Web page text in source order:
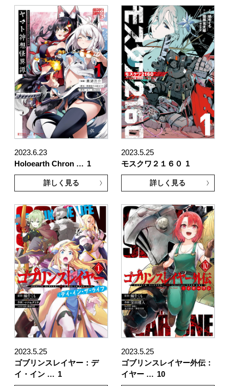
2023.6.23
Holoearth Chron … 1
詳しく見る
2023.5.25
モスクワ２１６０
1
詳しく見る
2023.5.25
ゴブリンスレイヤー：デ
イ・イン … 1
2023.5.25
ゴブリンスレイヤー外伝：
イヤー … 10